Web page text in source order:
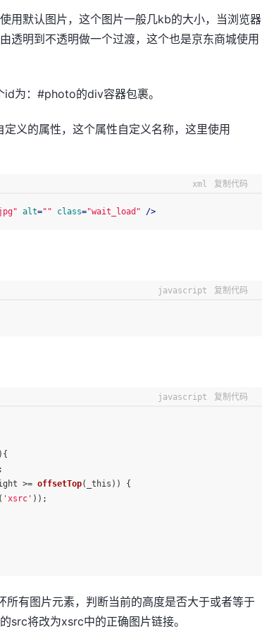
用默认图片，这个图片一般几kb的大小，当浏览器
透明到不透明做一个过渡，这个也是京东商城使用
为：#photo的div容器包裹。
义的属性，这个属性自定义名称，这里使用
xml 复制代码
alt="" class="wait_load" />
javascript 复制代码
javascript 复制代码
>= offsetTop(_this)) {
( 'xsrc' ));
有图片元素，判断当前的高度是否大于或者等于
src将改为xsrc中的正确图片链接。